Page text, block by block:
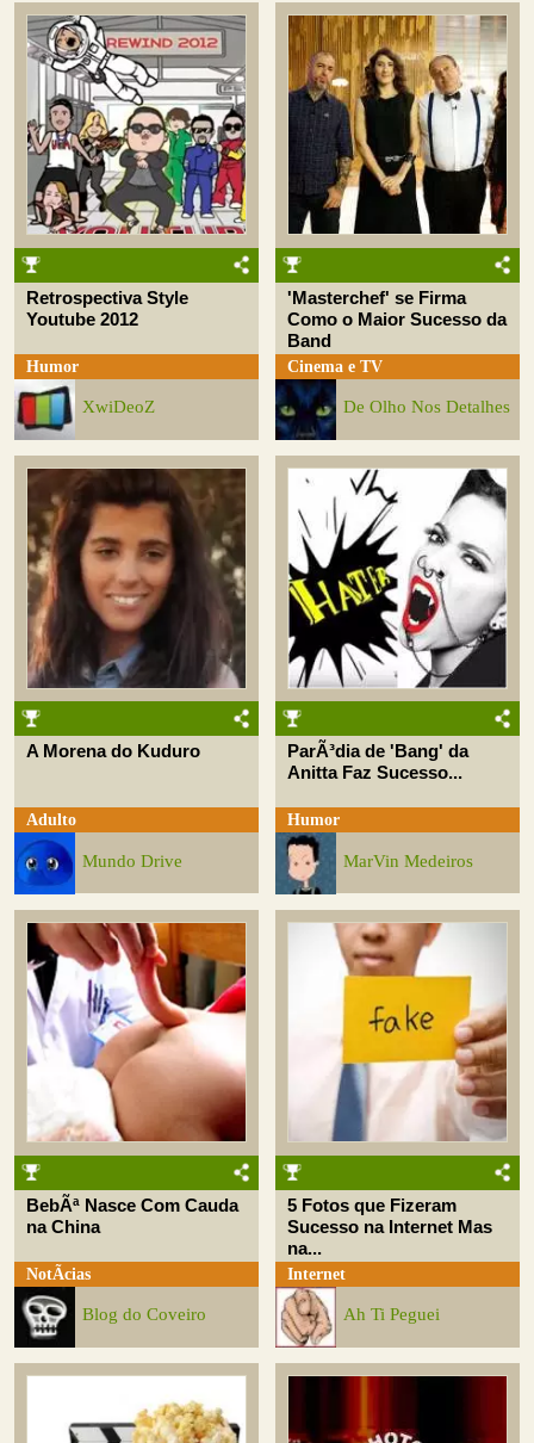
Retrospectiva Style
Youtube 2012
Humor
XwiDeoZ
'Masterchef' se Firma
Como o Maior Sucesso da
Band
Cinema e TV
De Olho Nos Detalhes
A Morena do Kuduro
Adulto
Mundo Drive
ParÃ³dia de 'Bang' da
Anitta Faz Sucesso...
Humor
MarVin Medeiros
BebÃª Nasce Com Cauda
na China
NotÃ­cias
Blog do Coveiro
5 Fotos que Fizeram
Sucesso na Internet Mas
na...
Internet
Ah Ti Peguei